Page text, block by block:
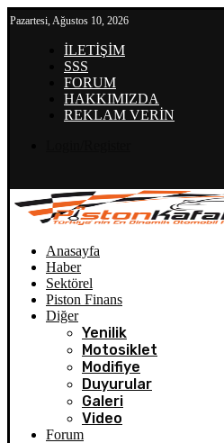
Pazartesi, Ağustos 10, 2026
İLETİŞİM
SSS
FORUM
HAKKIMIZDA
REKLAM VERİN
Anasayfa
Haber
Sektörel
Piston Finans
Diğer
Yenilik
Motosiklet
Modifiye
Duyurular
Galeri
Video
Forum